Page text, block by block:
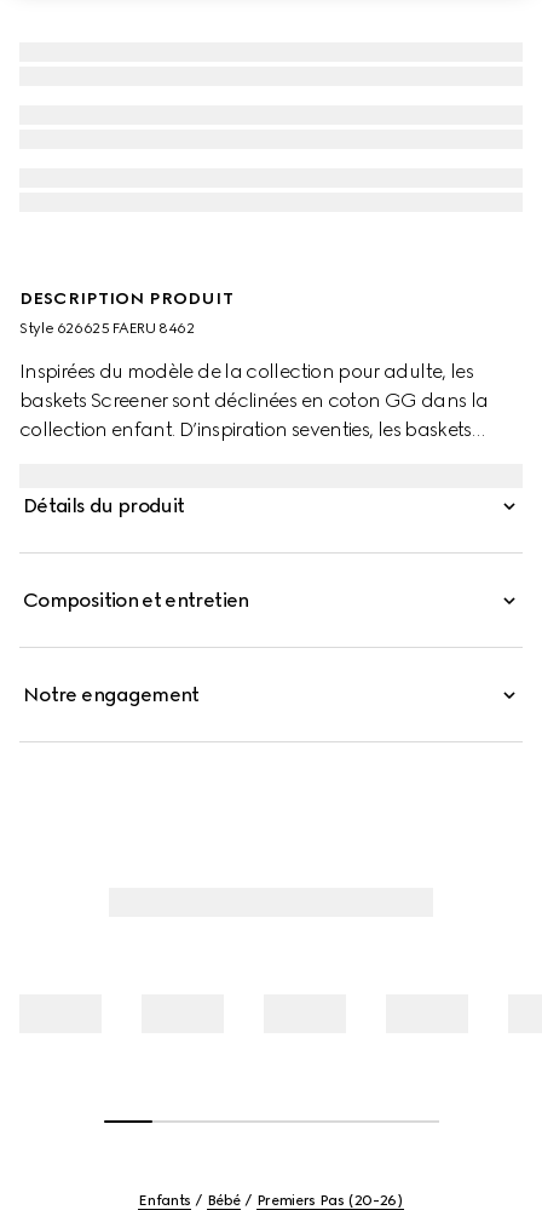
DESCRIPTION PRODUIT
Style ‎626625 FAERU 8462
Inspirées du modèle de la collection pour adulte, les
baskets Screener sont déclinées en coton GG dans la
collection enfant. D’inspiration seventies, les baskets
Détails du produit
Composition et entretien
Notre engagement
Enfants Bébé Premiers Pas (20-26)